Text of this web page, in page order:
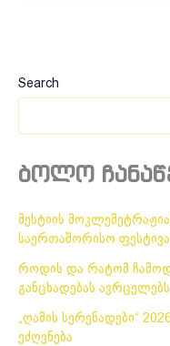
Search
ბოლო
მესტიის
საერთაშორისო
როდის და რატომ
განცხადებას
„ღამის სერენადები“
ეძღვნება